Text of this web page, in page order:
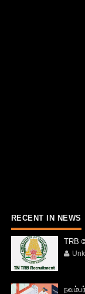
RECENT IN NEWS
TRB